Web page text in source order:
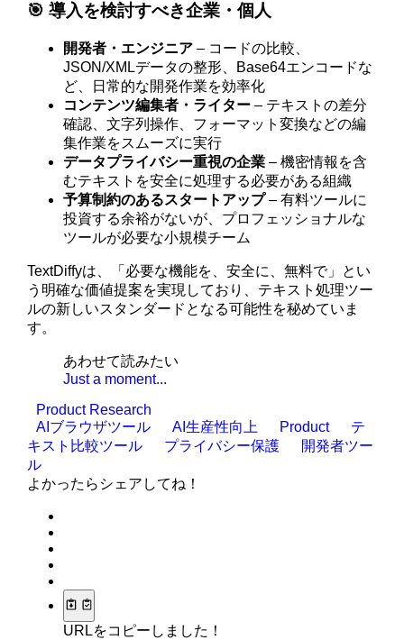
🎯 導入を検討すべき企業・個人
開発者・エンジニア – コードの比較、
JSON/XMLデータの整形、Base64エンコードな
ど、日常的な開発作業を効率化
コンテンツ編集者・ライター – テキストの差分
確認、文字列操作、フォーマット変換などの編
集作業をスムーズに実行
データプライバシー重視の企業 – 機密情報を含
むテキストを安全に処理する必要がある組織
予算制約のあるスタートアップ– 有料ツールに
投資する余裕がないが、プロフェッショナルな
ツールが必要な小規模チーム
TextDiffyは、「必要な機能を、安全に、無料で」とい
う明確な価値提案を実現しており、テキスト処理ツー
ルの新しいスタンダードとなる可能性を秘めていま
す。
あわせて読みたい
Just a moment...
Product Research
AIブラウザツール
AI生産性向上 Product
テ
キスト比較ツール
プライバシー保護
開発者ツー
ル
よかったらシェアしてね！
URLをコピーしました！